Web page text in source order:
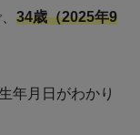
34歳（2025年9
年月日がわかり